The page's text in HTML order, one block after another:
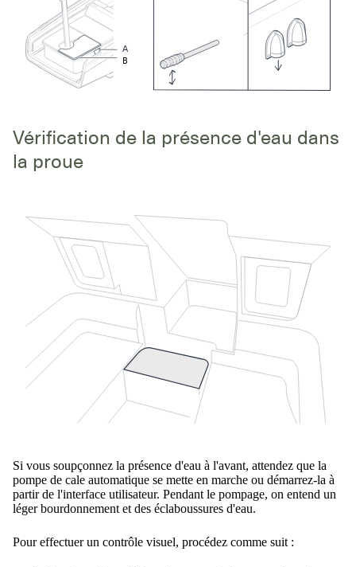
A
B
Vérification de la présence d'eau dans
la proue
Si vous soupçonnez la présence d'eau à l'avant, attendez que la
pompe de cale automatique se mette en marche ou démarrez-la à
partir de l'interface utilisateur. Pendant le pompage, on entend un
léger bourdonnement et des éclaboussures d'eau.
Pour effectuer un contrôle visuel, procédez comme suit :